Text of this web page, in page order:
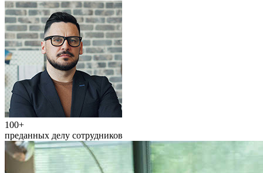
100+
преданных делу сотрудников